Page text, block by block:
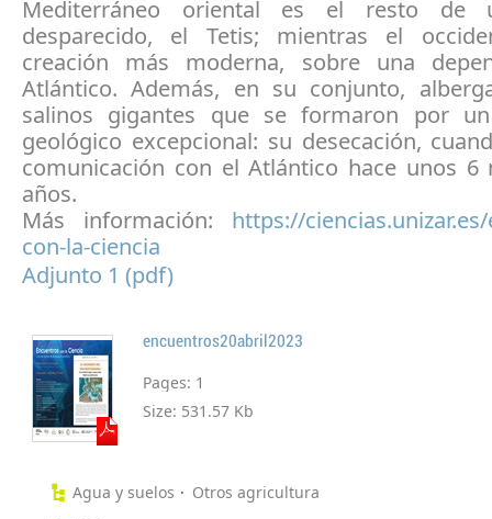
Mediterráneo oriental es el resto de
desparecido, el Tetis; mientras el
creación más moderna, sobre una
Atlántico. Además, en su conjunto,
salinos gigantes que se formaron por
geológico excepcional: su desecación,
comunicación con el Atlántico hace unos 6
años.
Más información: https://
con-la-ciencia
Adjunto 1 (pdf)
encuentros20abril2023
Pages: 1
Size: 531.57 Kb
Agua y suelos
Otros agricultura